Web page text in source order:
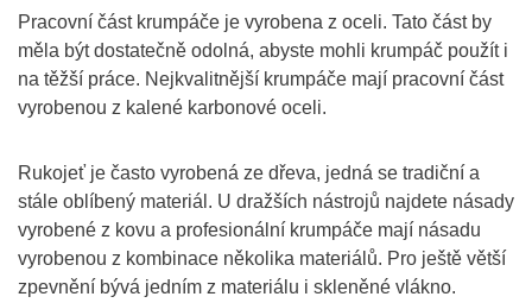
Pracovní část krumpáče je vyrobena z oceli. Tato část by
měla být dostatečně odolná, abyste mohli krumpáč použít i
na těžší práce. Nejkvalitnější krumpáče mají pracovní část
vyrobenou z kalené karbonové oceli.
Rukojeť je často vyrobená ze dřeva, jedná se tradiční a
stále oblíbený materiál. U dražších nástrojů najdete násady
vyrobené z kovu a profesionální krumpáče mají násadu
vyrobenou z kombinace několika materiálů. Pro ještě větší
zpevnění bývá jedním z materiálu i skleněné vlákno.